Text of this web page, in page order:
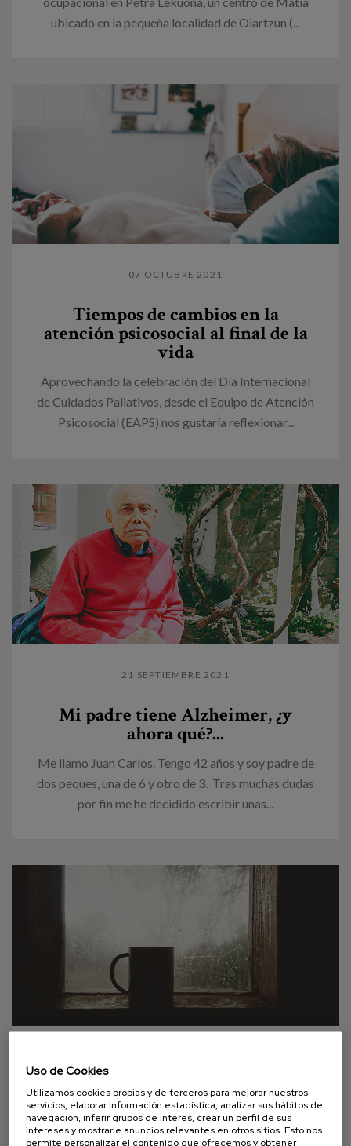
ubicado en la pequeña localidad de Oiartzun (...
07 OCTUBRE 2021
Tiempos de cambios en la
atención psicosocial al final de la
vida
Aprovechando la celebración del Día Internacional
de Cuidados Paliativos, desde el Equipo de Atención
Psicosocial (EAPS) nos gustaría reflexionar...
21 SEPTIEMBRE 2021
Mi padre tiene Alzheimer, ¿y
ahora qué?...
Me llamo Juan Carlos. Tengo 42 años y soy padre de
dos peques, una de 6 y otro de 3. Tras muchas dudas
por fin me he decidido escribir unas...
La ausencia de sed, otro descuido
de la demencia
Uso de Cookies
Utilizamos cookies propias y de terceros para mejorar nuestros
servicios, elaborar información estadística, analizar sus hábitos de
navegación, inferir grupos de interés, crear un perfil de sus
intereses y mostrarle anuncios relevantes en otros sitios. Esto nos
permite personalizar el contenido que ofrecemos y obtener